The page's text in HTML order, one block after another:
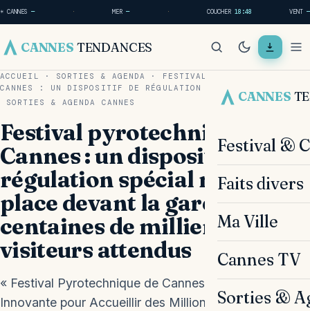
☀ CANNES — · MER— · COUCHER18:48 VENT —
CANNES TENDANCES
CANNES
Festival &
Faits divers
Ma Ville
Cannes TV
Sorties &
ACCUEIL · SORTIES & AGENDA ·
FESTIVAL PYROTECHNIQUE DE
CANNES : UN DISPOSITIF DE RÉGULATION SPÉCIAL MIS…
SORTIES & AGENDA
CANNES
Festival pyrotechnique de
Cannes : un dispositif de
régulation spécial mis en
place devant la gare pour les
centaines de milliers de
visiteurs attendus
« Festival Pyrotechnique de Cannes : Une Régulation
Innovante pour Accueillir des Millions de Spectateurs !